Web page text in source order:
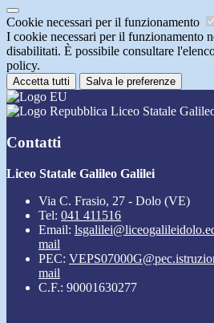
Cookie necessari per il funzionamento
I cookie necessari per il funzionamento
disabilitati. È possibile consultare
policy.
Accetta tutti Salva le preferenze
Liceo Statale
Contatti
Liceo Statale Galileo Galilei
Via C. Frasio, 27 - Dolo (VE)
Tel: 041 411516
Email:
mail
PEC:
mail
C.F.: 90001630277